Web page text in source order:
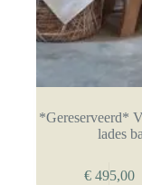
*Gereserveerd*
lades
€495,00